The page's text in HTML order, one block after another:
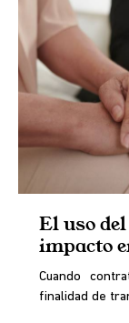
El uso
impacto
Cuando
finalidad de